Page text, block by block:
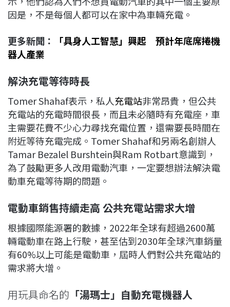
因是，不是每個人都可以在家中為車輛充電。
更多新聞：
「具身人工智慧」興起 預計年底席捲機
器人產業
解決充電等待時長
Tomer Shahaf表示，私人充電站非常昂貴，但公共
充電站的充電時間很長，而且未必隨時有充電座，車
主需要花費不少心力尋找充電位置，還需要長時間在
附近等待充電完成。Tomer Shahaf和另兩名創辦人
Tamar Bezalel Burshtein與Ram Rotbart意識到，
為了鼓勵更多人改用電動汽車，一定要想辦法解決電
動車充電等待期的問題。
電動車銷售持續走高 公共充電站需求大增
根據國際能源署的數據，2022年全球有超過2600萬
輛電動車在路上行駛，甚至估到2030年全球汽車銷量
有60%以上可能是電動車，屆時人們對公共充電站的
需求將大增。
用玩具命名的 「湯瑪士」自動充電機器人